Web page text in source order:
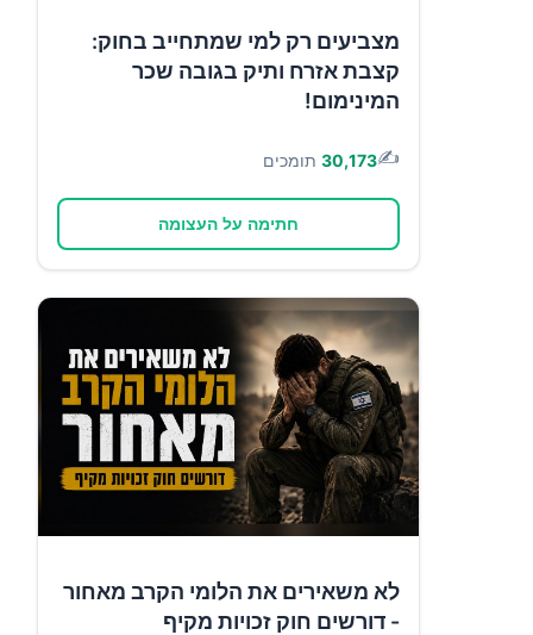
מצביעים רק למי שמתחייב בחוק:
קצבת אזרח ותיק בגובה שכר
המינימום!
✍️
30,173 תומכים
חתימה על העצומה
לא משאירים את הלומי הקרב מאחור
- דורשים חוק זכויות מקיף